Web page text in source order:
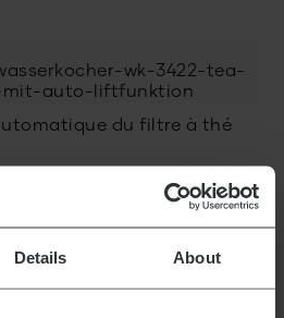
Details About
du filtre à thé